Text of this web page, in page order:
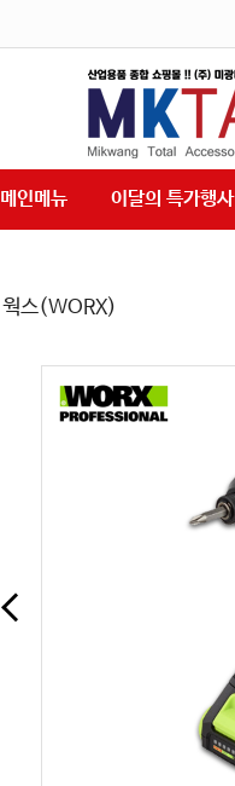
메인메뉴 이달의 특가행사
웍스(WORX)